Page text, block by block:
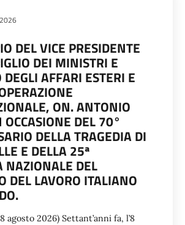
DEL VICE PRESIDENTE
DEI MINISTRI E
AFFARI ESTERI E
ON. ANTONIO
DEL 70°
DELLA TRAGEDIA DI
E DELLA 25ª
NAZIONALE DEL
DEL LAVORO ITALIANO
agosto 2026) Settant’anni fa, l’8